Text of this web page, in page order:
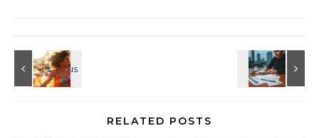
RELATED POSTS